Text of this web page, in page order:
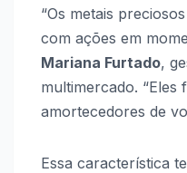
“Os metais
com ações em
Mariana Furtado,
multimercado. “Eles
amortecedores de
Essa característica